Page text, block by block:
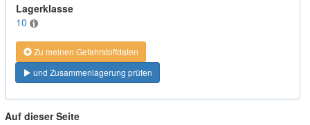
Lagerklasse
10
Zu meinen Gefahrstoffdaten
und Zusammenlagerung prüfen
Auf dieser Seite